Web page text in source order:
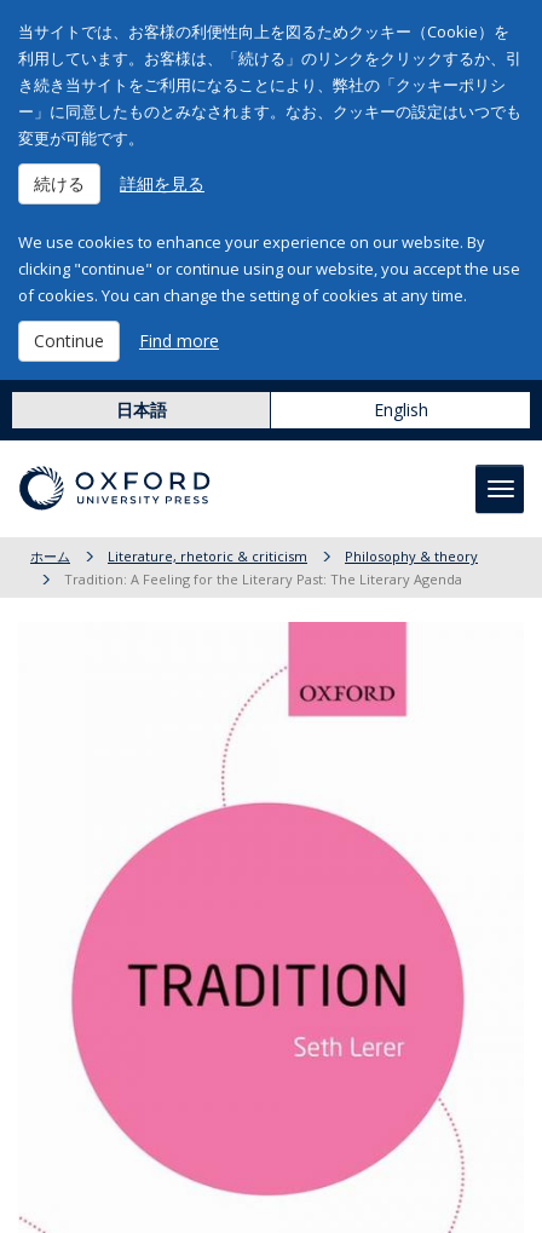
当サイトでは、お客様の利便性向上を図るためクッキー（Cookie）を
利用しています。お客様は、「続ける」のリンクをクリックするか、引
き続き当サイトをご利用になることにより、弊社の「クッキーポリシ
ー」に同意したものとみなされます。なお、クッキーの設定はいつでも
変更が可能です。
続ける 詳細を見る
We use cookies to enhance your experience on our website. By
clicking "continue" or continue using our website, you accept the use
of cookies. You can change the setting of cookies at any time.
Continue Find more
日本語 English
ホーム Literature, rhetoric & criticism
Philosophy & theory
Tradition: A Feeling for the Literary Past: The Literary Agenda